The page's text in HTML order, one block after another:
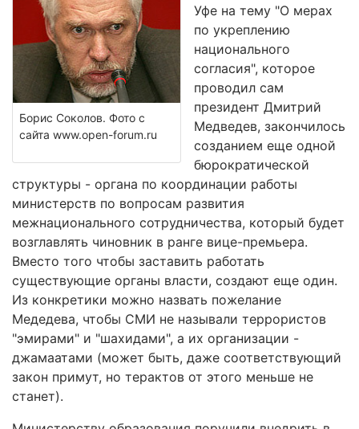
Борис Соколов. Фото с
сайта www.open-forum.ru
Уфе на тему "О мерах
по укреплению
национального
согласия", которое
проводил сам
президент Дмитрий
Медведев, закончилось
созданием еще одной
бюрократической
структуры - органа по координации работы
министерств по вопросам развития
межнационального сотрудничества, который будет
возглавлять чиновник в ранге вице-премьера.
Вместо того чтобы заставить работать
существующие органы власти, создают еще один.
Из конкретики можно назвать пожелание
Медедева, чтобы СМИ не называли террористов
"эмирами" и "шахидами", а их организации -
джамаатами (может быть, даже соответствующий
закон примут, но терактов от этого меньше не
станет).